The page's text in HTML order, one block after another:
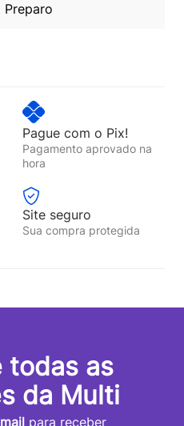
Preparo
Pague com o Pix!
Pagamento aprovado na
hora
Site seguro
Sua compra protegida
todas as
da Multi
para receber